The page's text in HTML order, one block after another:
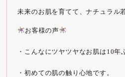
未来のお肌を育てて、ナチュラル
お客様の声
・こんなにツヤツヤなお肌は10年
・初めての肌の触り心地です。